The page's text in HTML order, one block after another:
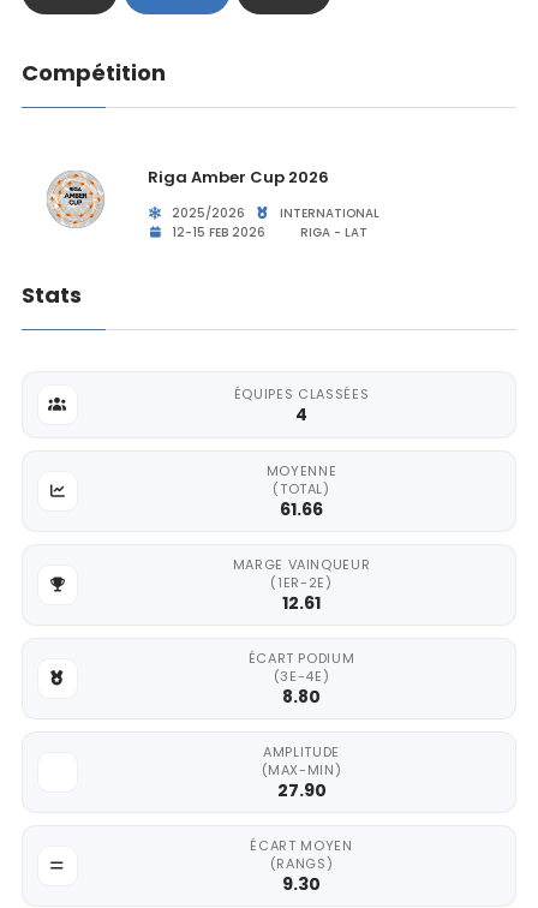
Compétition
Riga Amber Cup 2026
2025/2026
INTERNATIONAL
12-15 FEB 2026
RIGA - LAT
Stats
ÉQUIPES CLASSÉES
4
MOYENNE
(TOTAL)
61.66
MARGE VAINQUEUR
(1ER-2E)
12.61
ÉCART PODIUM
(3E-4E)
8.80
AMPLITUDE
(MAX-MIN)
27.90
ÉCART MOYEN
(RANGS)
9.30